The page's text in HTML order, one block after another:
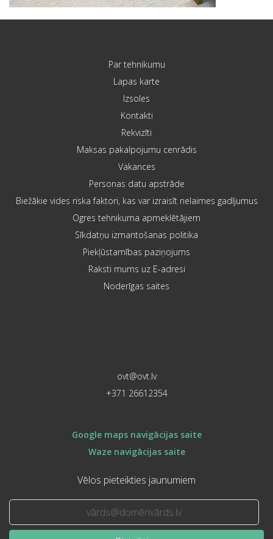
Par tehnikumu
Lapas karte
Izsoles
Kontakti
Rekvizīti
Maksas pakalpojumu cenrādis
Vakances
Personas datu apstrāde
Biežākie vides riska faktori, kas var izraisīt nelaimes gadījumus
Ogres tehnikuma apmeklētājiem
Sīkdatņu izmantošanas politika
Piekļūstamības paziņojums
Raksti mums uz E-adresi
Noderīgas saites
ovt@ovt.lv
+371 26612354
Google maps navigācijas saite
Waze navigācijas saite
Vēlos pieteikties jaunumiem